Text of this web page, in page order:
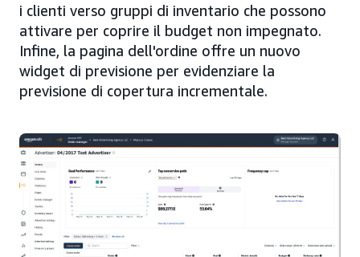
i clienti verso gruppi di inventario che possono
attivare per coprire il budget non impegnato.
Infine, la pagina dell'ordine offre un nuovo
widget di previsione per evidenziare la
previsione di copertura incrementale.